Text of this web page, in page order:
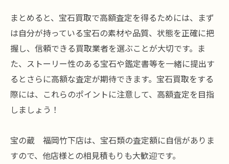
まとめると、宝石買取で高額査定を得るためには、まず
は自分が持っている宝石の素材や品質、状態を正確に把
握し、信頼できる買取業者を選ぶことが大切です。ま
た、ストーリー性のある宝石や鑑定書等を一緒に提出す
るとさらに高額な査定が期待できます。宝石買取をする
際には、これらのポイントに注意して、高額査定を目指
しましょう！
宝の蔵 福岡竹下店は、宝石類の査定額に自信がありま
すので、他店様との相見積もりも大歓迎です。